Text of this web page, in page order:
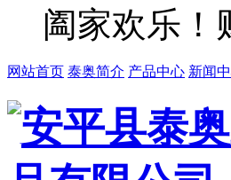
阖家欢乐！
网站首页 泰奥简介 产品中心 新闻